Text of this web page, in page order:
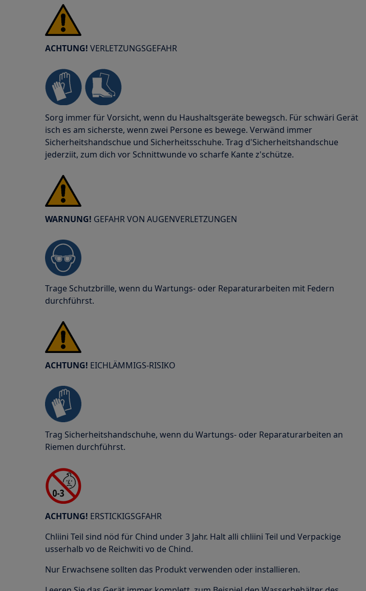
ACHTUNG! VERLETZUNGSGEFAHR
Sorg immer für Vorsicht, wenn du Haushaltsgeräte bewegsch. Für schwäri Gerät
isch es am sicherste, wenn zwei Persone es bewege. Verwänd immer
Sicherheitshandschue und Sicherheitsschuhe. Trag d'Sicherheitshandschue
jederziit, zum dich vor Schnittwunde vo scharfe Kante z'schütze.
WARNUNG! GEFAHR VON AUGENVERLETZUNGEN
Trage Schutzbrille, wenn du Wartungs- oder Reparaturarbeiten mit Federn
durchführst.
ACHTUNG! EICHLÄMMIGS-RISIKO
Trag Sicherheitshandschuhe, wenn du Wartungs- oder Reparaturarbeiten an
Riemen durchführst.
ACHTUNG! ERSTICKIGSGFAHR
Chliini Teil sind nöd für Chind under 3 Jahr. Halt alli chliini Teil und Verpackige
usserhalb vo de Reichwiti vo de Chind.
Nur Erwachsene sollten das Produkt verwenden oder installieren.